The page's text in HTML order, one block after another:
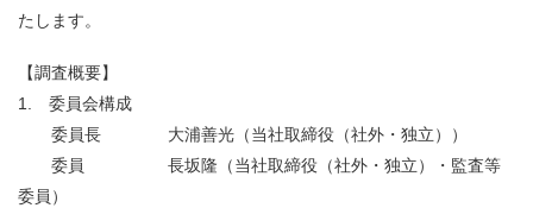
たします。
【調査概要】
1. 委員会構成
委員長
大浦善光（当社取締役（社外・独立））
委員 長坂隆（当社取締役（社外・独立）・監査等
委員）